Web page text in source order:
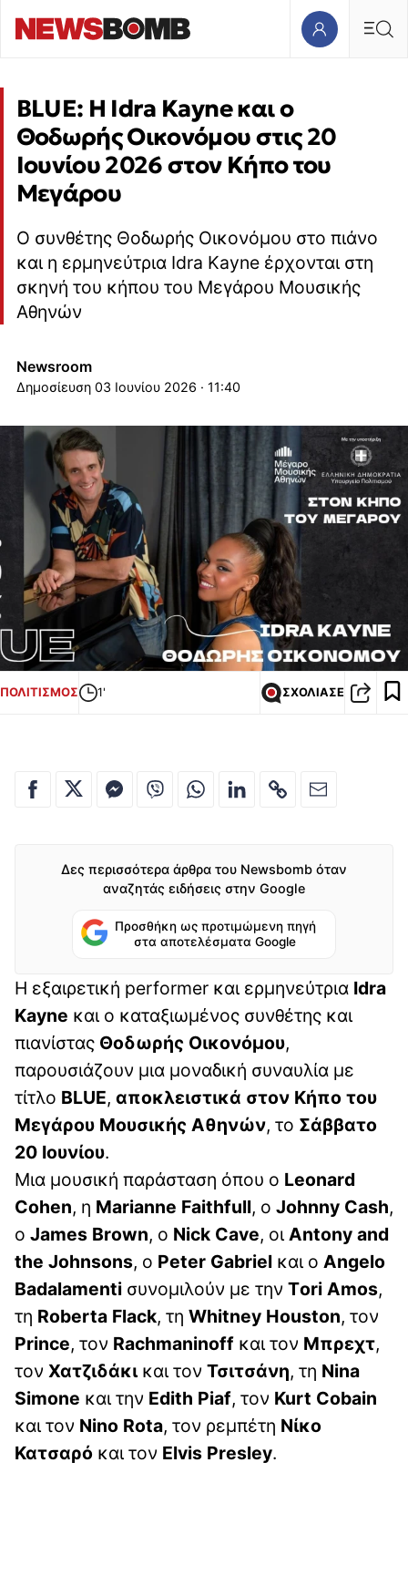
BLUE: Η Idra Kayne και ο
Θοδωρής Οικονόμου στις 20
Ιουνίου 2026 στον Κήπο του
Μεγάρου
Ο συνθέτης Θοδωρής Οικονόμου στο πιάνο
και η ερμηνεύτρια Idra Kayne έρχονται στη
σκηνή του κήπου του Μεγάρου Μουσικής
Αθηνών
Newsroom
03 Ιουνίου 2026 · 11:40
ΠΟΛΙΤΙΣΜΟΣ 1' ΣΧΟΛΙΑΣΕ
Δες περισσότερα άρθρα του Newsbomb όταν
αναζητάς ειδήσεις στην Google
Προσθήκη ως προτιμώμενη πηγή
στα αποτελέσματα Google
Η εξαιρετική performer και ερμηνεύτρια Idra
Kayne και ο καταξιωμένος συνθέτης και
πιανίστας Θοδωρής Οικονόμου,
παρουσιάζουν μια μοναδική συναυλία με
τίτλο BLUE, αποκλειστικά στον Κήπο του
Μεγάρου Μουσικής Αθηνών, το Σάββατο
20 Ιουνίου.
Μια μουσική παράσταση όπου ο Leonard
Cohen, η Marianne Faithfull, o Johnny Cash,
o James Brown, ο Nick Cave, oι Antony and
the Johnsons, o Peter Gabriel και ο Angelo
Badalamenti συνομιλούν με την Τori Amos,
τη Roberta Flack, τη Whitney Houston, τον
Prince, τον Rachmaninoff και τον Μπρεχτ,
τον Χατζιδάκικαι τον Τσιτσάνη, τη Nina
Simone και την Edith Piaf, τον Kurt Cobain
και τον Nino Rota, τον ρεμπέτη Νίκο
Κατσαρό και τον Elvis Presley.